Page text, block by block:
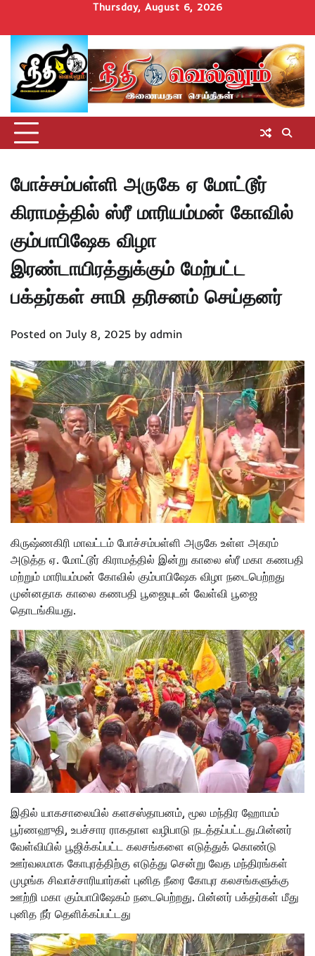
content
Thursday, August 6, 2026
Homeசெய்திகள்
தமிழ்நாடுமாவட்டச்செய்திகள்
அரசியல்ஆன்மிகம்
சட்டம்
அறிவோம்
சினிமாUncategorized
போச்சம்பள்ளி அருகே ஏ மோட்டூர்
கிராமத்தில் ஸ்ரீ மாரியம்மன் கோவில்
கும்பாபிஷேக விழா
இரண்டாயிரத்துக்கும் மேற்பட்ட
பக்தர்கள் சாமி தரிசனம் செய்தனர்
Posted on July 8, 2025 by admin
கிருஷ்ணகிரி மாவட்டம் போச்சம்பள்ளி அருகே உள்ள அகரம்
அடுத்த ஏ. மோட்டூர் கிராமத்தில் இன்று காலை ஸ்ரீ மகா கணபதி
மற்றும் மாரியம்மன் கோவில் கும்பாபிஷேக விழா நடைபெற்றது
முன்னதாக காலை கணபதி பூஜையுடன் வேள்வி பூஜை
தொடங்கியது.
இதில் யாகசாலையில் களசஸ்தாபனம், மூல மந்திர ஹோமம்
பூர்ணஹுதி, உபச்சார ராகதாள வழிபாடு நடத்தப்பட்டது.பின்னர்
வேள்வியில் பூஜிக்கப்பட்ட கலசங்களை எடுத்துக் கொண்டு
ஊர்வலமாக கோபுரத்திற்கு எடுத்து சென்று வேத மந்திரங்கள்
முழங்க சிவாச்சாரியார்கள் புனித நீரை கோபுர கலசங்களுக்கு
ஊற்றி மகா கும்பாபிஷேகம் நடைபெற்றது. பின்னர் பக்தர்கள் மீது
புனித நீர் தெளிக்கப்பட்டது